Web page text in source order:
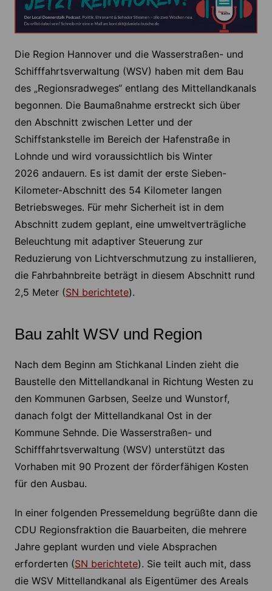
Die Region Hannover und die Wasserstraßen- und
Schifffahrtsverwaltung (WSV) haben mit dem Bau
des „Regionsradweges“ entlang des Mittellandkanals
begonnen. Die Baumaßnahme erstreckt sich über
den Abschnitt zwischen Letter und der
Schiffstankstelle im Bereich der Hafenstraße in
Lohnde und wird voraussichtlich bis Winter
2026 andauern. Es ist damit der erste Sieben-
Kilometer-Abschnitt des 54 Kilometer langen
Betriebsweges. Für mehr Sicherheit ist in dem
Abschnitt zudem geplant, eine umweltverträgliche
Beleuchtung mit adaptiver Steuerung zur
Reduzierung von Lichtverschmutzung zu installieren,
die Fahrbahnbreite beträgt in diesem Abschnitt rund
2,5 Meter (SN berichtete).
Bau zahlt WSV und Region
Nach dem Beginn am Stichkanal Linden zieht die
Baustelle den Mittellandkanal in Richtung Westen zu
den Kommunen Garbsen, Seelze und Wunstorf,
danach folgt der Mittellandkanal Ost in der
Kommune Sehnde. Die Wasserstraßen- und
Schifffahrtsverwaltung (WSV) unterstützt das
Vorhaben mit 90 Prozent der förderfähigen Kosten
für den Ausbau.
In einer folgenden Pressemeldung begrüßte dann die
CDU Regionsfraktion die Bauarbeiten, die mehrere
Jahre geplant wurden und viele Absprachen
erforderten (SN berichtete). Sie teilt auch mit, dass
die WSV Mittellandkanal als Eigentümer des Areals